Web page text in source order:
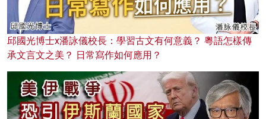
邱國光博士x潘詠儀校長：學習古文有何意義？ 粵語怎樣傳
承文言文之美？ 日常寫作如何應用？